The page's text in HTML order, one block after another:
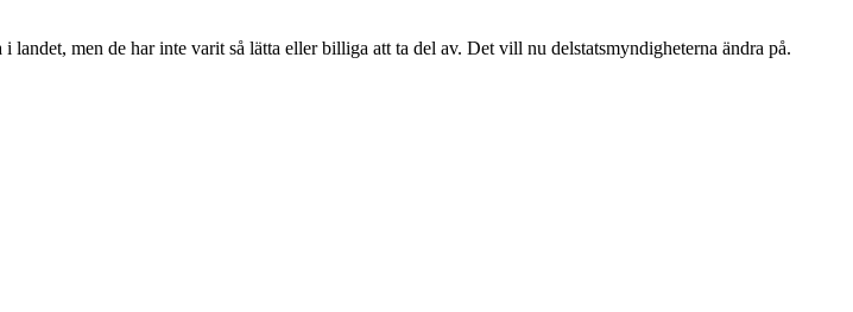
men de har inte varit så lätta eller billiga att ta del av. Det vill nu delstatsmyndigheterna ändra på.